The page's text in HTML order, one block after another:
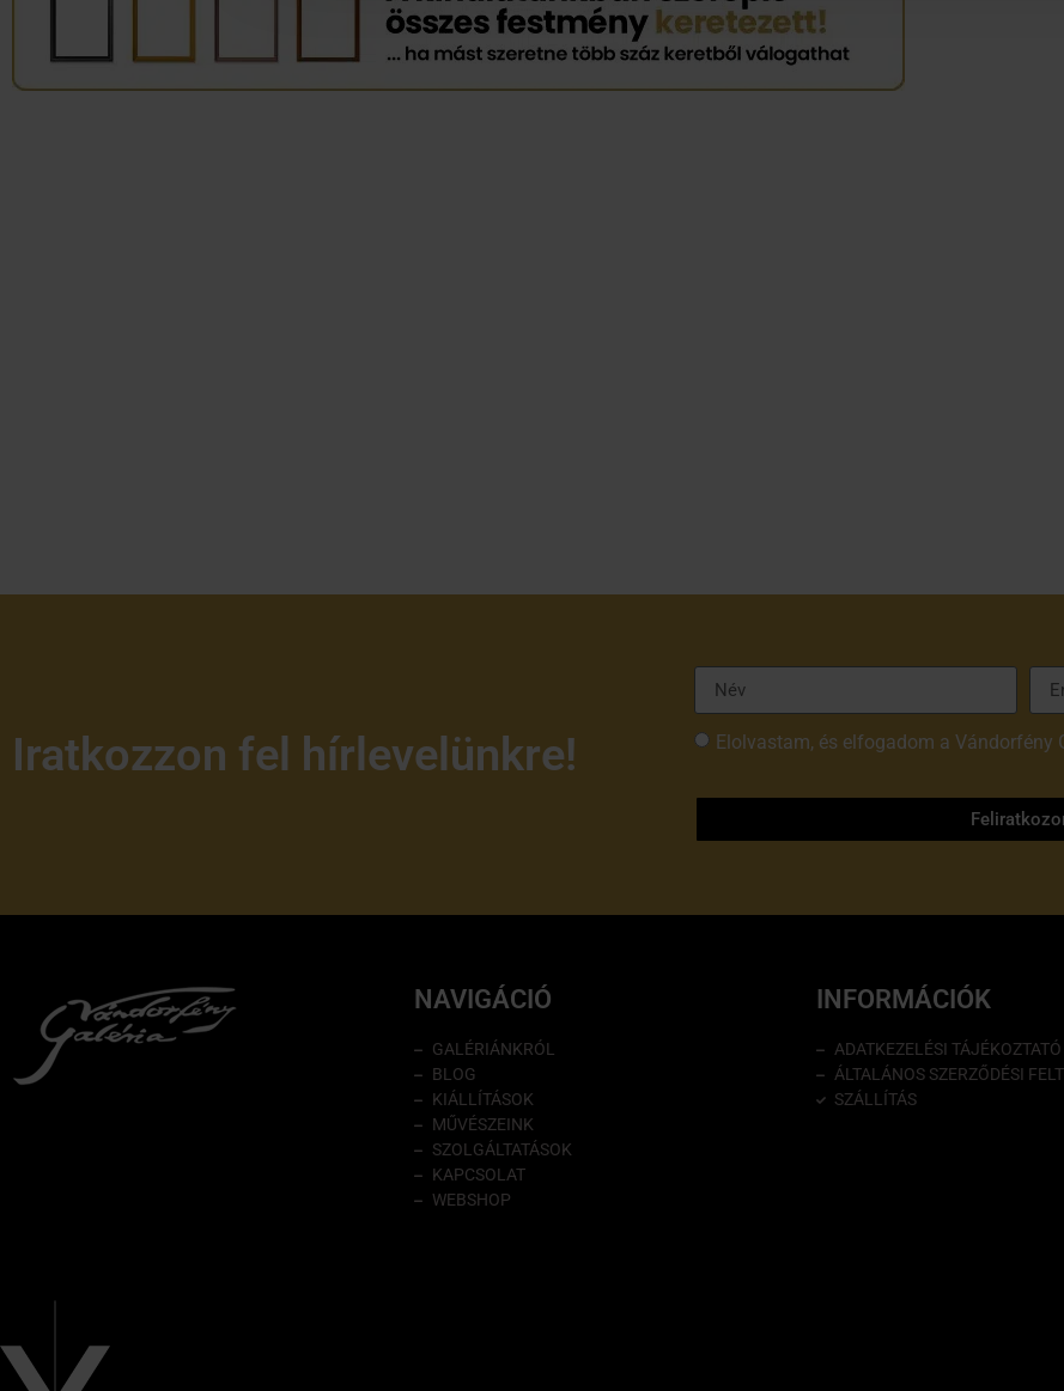
Iratkozzon fel hírlevelünkre! Elolvastam, és elfogadom a Vándorfény
NAVIGÁCIÓ
GALÉRIÁNKRÓL
BLOG
KIÁLLÍTÁSOK
MŰVÉSZEINK
SZOLGÁLTATÁSOK
KAPCSOLAT
WEBSHOP
INFORMÁCIÓK
ADATKEZELÉSI TÁJÉKOZTATÓ
ÁLTALÁNOS SZERZŐDÉSI
SZÁLLÍTÁS